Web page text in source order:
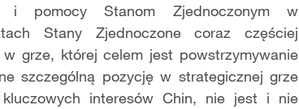
i pomocy Stanom Zjednoczonym w
Stany Zjednoczone coraz częściej
grze, której celem jest powstrzymywanie
szczególną pozycję w strategicznej grze
interesów Chin, nie jest i nie